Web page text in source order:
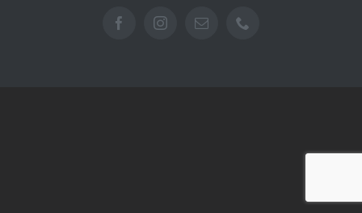
FacebookInstagramEmail